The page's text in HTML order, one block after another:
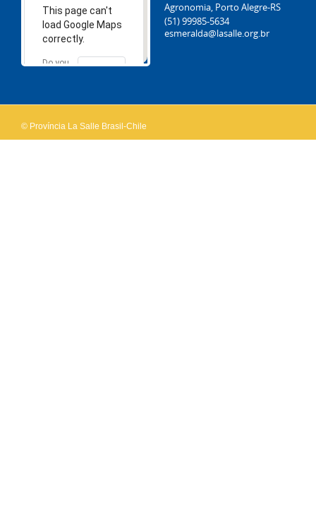
This page can't
load Google Maps
correctly.
Do you
OK
Agronomia, Porto Alegre-RS
(51) 99985-5634
esmeralda@lasalle.org.br
© Província La Salle Brasil-Chile